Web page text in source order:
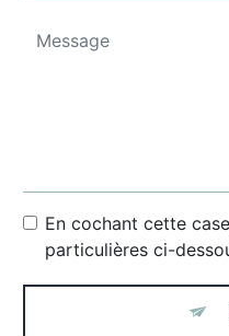
En cochant cette
particulières ci-